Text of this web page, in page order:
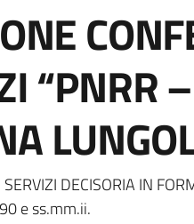
“PNRR
dellaDECISORIA IN
e ss.mm.ii.